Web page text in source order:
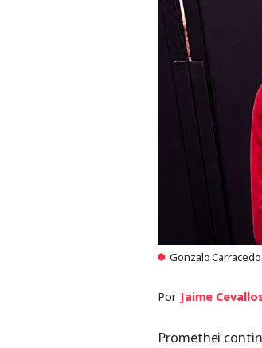
Gonzalo Carracedo.
Por Jaime
Promēthei